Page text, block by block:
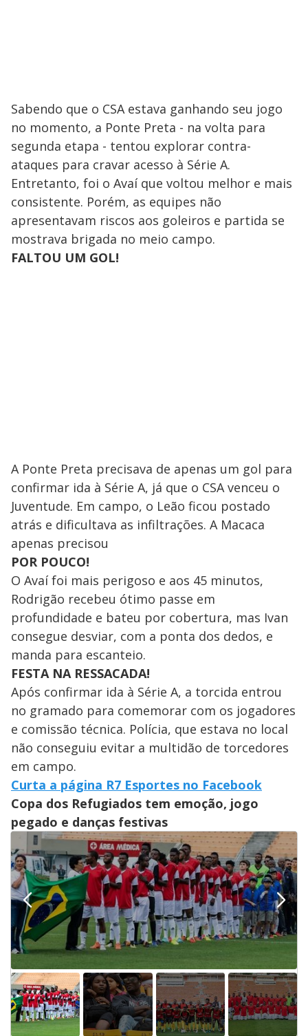
Sabendo que o CSA estava ganhando seu jogo
no momento, a Ponte Preta - na volta para
segunda etapa - tentou explorar contra-
ataques para cravar acesso à Série A.
Entretanto, foi o Avaí que voltou melhor e mais
consistente. Porém, as equipes não
apresentavam riscos aos goleiros e partida se
mostrava brigada no meio campo.
FALTOU UM GOL!
A Ponte Preta precisava de apenas um gol para
confirmar ida à Série A, já que o CSA venceu o
Juventude. Em campo, o Leão ficou postado
atrás e dificultava as infiltrações. A Macaca
apenas precisou
POR POUCO!
O Avaí foi mais perigoso e aos 45 minutos,
Rodrigão recebeu ótimo passe em
profundidade e bateu por cobertura, mas Ivan
consegue desviar, com a ponta dos dedos, e
manda para escanteio.
FESTA NA RESSACADA!
​Após confirmar ida à Série A, a torcida entrou
no gramado para comemorar com os jogadores
e comissão técnica. Polícia, que estava no local
não conseguiu evitar a multidão de torcedores
em campo.
Curta a página R7 Esportes no Facebook
Copa dos Refugiados tem emoção, jogo
pegado e danças festivas